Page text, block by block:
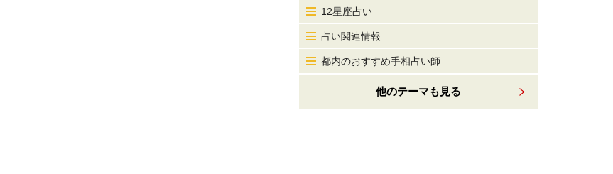
12星座占い
占い関連情報
都内のおすすめ手相占い師
他のテーマも見る